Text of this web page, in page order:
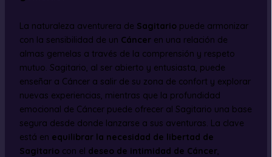
La naturaleza aventurera de Sagitariopuede armonizar
con la sensibilidad de un Cánceren una relación de
almas gemelas a través de la comprensión y respeto
mutuo. Sagitario, al ser abierto y entusiasta, puede
enseñar a Cáncer a salir de su zona de confort y explorar
nuevas experiencias, mientras que la profundidad
emocional de Cáncer puede ofrecer al Sagitario una base
segura desde donde lanzarse a sus aventuras. La clave
está en equilibrar la necesidad de libertad de
Sagitariocon el deseo de intimidad de Cáncer,